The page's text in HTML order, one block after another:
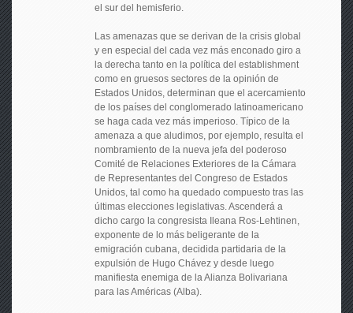
el sur del hemisferio.
Las amenazas que se derivan de la crisis global
y en especial del cada vez más enconado giro a
la derecha tanto en la política del establishment
como en gruesos sectores de la opinión de
Estados Unidos, determinan que el acercamiento
de los países del conglomerado latinoamericano
se haga cada vez más imperioso. Típico de la
amenaza a que aludimos, por ejemplo, resulta el
nombramiento de la nueva jefa del poderoso
Comité de Relaciones Exteriores de la Cámara
de Representantes del Congreso de Estados
Unidos, tal como ha quedado compuesto tras las
últimas elecciones legislativas. Ascenderá a
dicho cargo la congresista Ileana Ros-Lehtinen,
exponente de lo más beligerante de la
emigración cubana, decidida partidaria de la
expulsión de Hugo Chávez y desde luego
manifiesta enemiga de la Alianza Bolivariana
para las Américas (Alba).